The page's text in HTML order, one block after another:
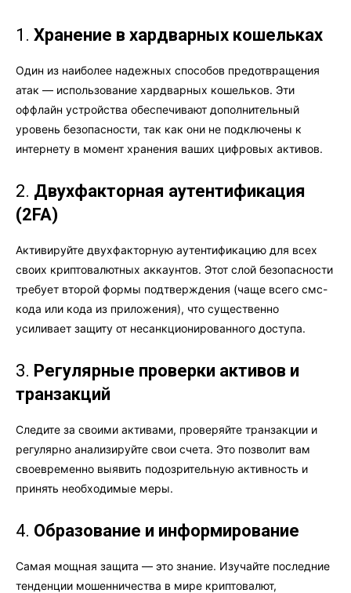
1. Хранение в хардварных кошельках
Один из наиболее надежных способов предотвращения
атак — использование хардварных кошельков. Эти
оффлайн устройства обеспечивают дополнительный
уровень безопасности, так как они не подключены к
интернету в момент хранения ваших цифровых активов.
2. Двухфакторная аутентификация
(2FA)
Активируйте двухфакторную аутентификацию для всех
своих криптовалютных аккаунтов. Этот слой безопасности
требует второй формы подтверждения (чаще всего смс-
кода или кода из приложения), что существенно
усиливает защиту от несанкционированного доступа.
3. Регулярные проверки активов и
транзакций
Следите за своими активами, проверяйте транзакции и
регулярно анализируйте свои счета. Это позволит вам
своевременно выявить подозрительную активность и
принять необходимые меры.
4. Образование и информирование
Самая мощная защита — это знание. Изучайте последние
тенденции мошенничества в мире криптовалют,